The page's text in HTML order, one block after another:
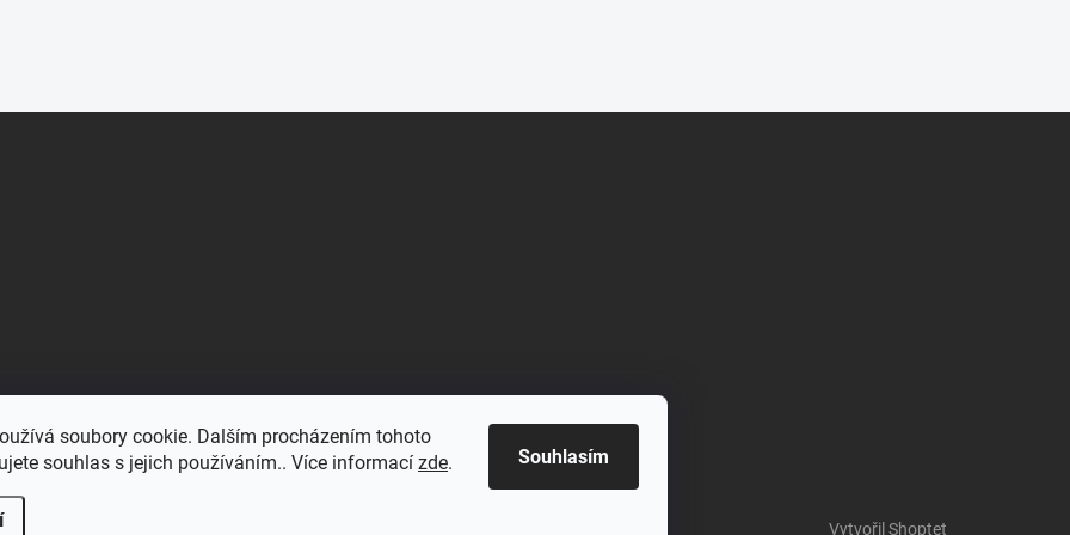
soubory cookie. Dalším procházením tohoto
souhlas s jejich používáním.. Více informací zde. Souhlasím
Vytvořil Shoptet